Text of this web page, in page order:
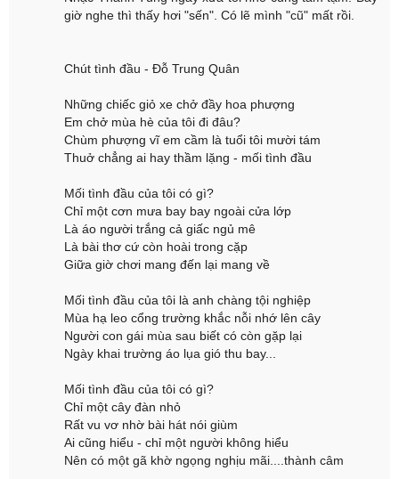
giờ nghe thì thấy hơi "sến". Có lẽ mình "cũ" mất rồi.
Chút tình đầu - Đỗ Trung Quân
Những chiếc giỏ xe chở đầy hoa phượng
Em chở mùa hè của tôi đi đâu?
Chùm phượng vĩ em cầm là tuổi tôi mười tám
Thuở chẳng ai hay thầm lặng - mối tình đầu
Mối tình đầu của tôi có gì?
Chỉ một cơn mưa bay bay ngoài cửa lớp
Là áo người trắng cả giấc ngủ mê
Là bài thơ cứ còn hoài trong cặp
Giữa giờ chơi mang đến lại mang về
Mối tình đầu của tôi là anh chàng tội nghiệp
Mùa hạ leo cổng trường khắc nỗi nhớ lên cây
Người con gái mùa sau biết có còn gặp lại
Ngày khai trường áo lụa gió thu bay...
Mối tình đầu của tôi có gì?
Chỉ một cây đàn nhỏ
Rất vu vơ nhờ bài hát nói giùm
Ai cũng hiểu - chỉ một người không hiểu
Nên có một gã khờ ngọng nghịu mãi....thành câm